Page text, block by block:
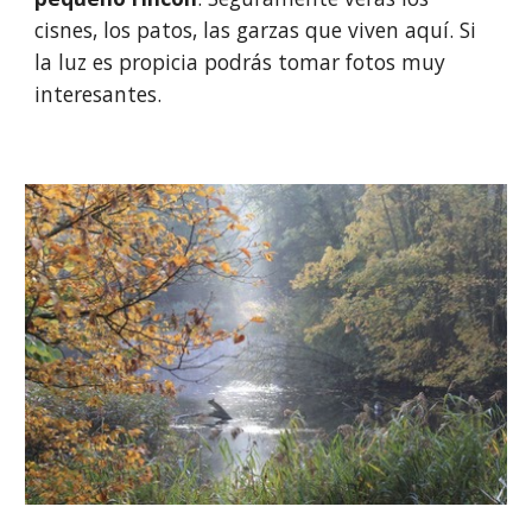
cisnes, los patos, las garzas que viven aquí. Si
la luz es propicia podrás tomar fotos muy
interesantes.